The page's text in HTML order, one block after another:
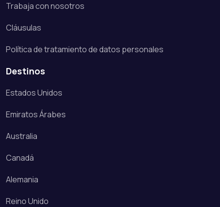
Trabaja con nosotros
Cláusulas
Política de tratamiento de datos personales
Destinos
Estados Unidos
Emiratos Árabes
Australia
Canadá
Alemania
Reino Unido